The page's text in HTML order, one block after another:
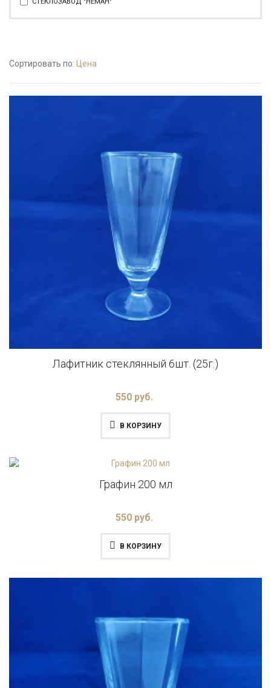
Сортировать по: Цена
Лафитник стеклянный 6шт. (25г.)
550 руб.
В КОРЗИНУ
Графин 200 мл
550 руб.
В КОРЗИНУ